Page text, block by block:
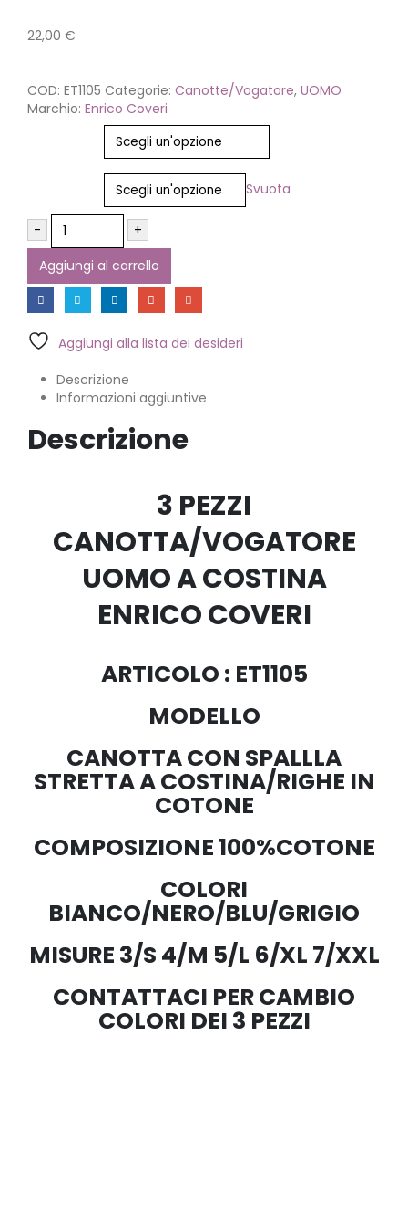
22,00 €
COD: ET1105 Categorie: Canotte/Vogatore, UOMO
Marchio: Enrico Coveri
Svuota
-
+
Aggiungi al carrello
Aggiungi alla lista dei desideri
Descrizione
Informazioni aggiuntive
Descrizione
3 PEZZI
CANOTTA/VOGATORE
UOMO A COSTINA
ENRICO COVERI
ARTICOLO : ET1105
MODELLO
CANOTTA CON SPALLLA
STRETTA A COSTINA/RIGHE IN
COTONE
COMPOSIZIONE 100%COTONE
COLORI
BIANCO/NERO/BLU/GRIGIO
MISURE 3/S 4/M 5/L 6/XL 7/XXL
CONTATTACI PER CAMBIO
COLORI DEI 3 PEZZI